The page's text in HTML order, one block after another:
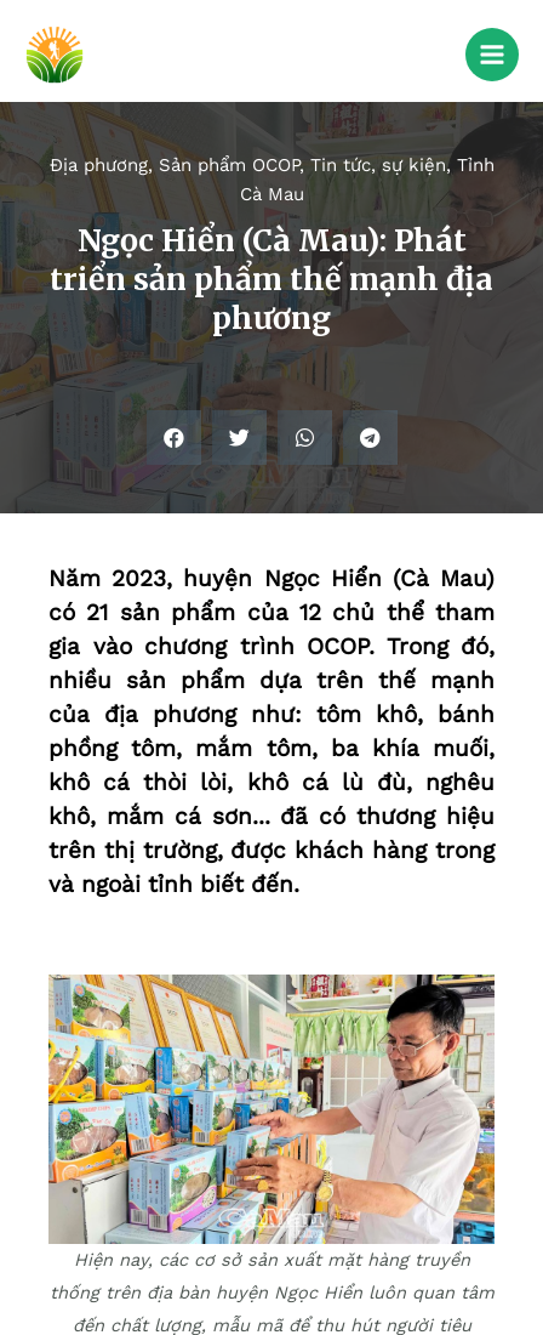
Địa phương, Sản phẩm OCOP, Tin tức, sự kiện, Tỉnh
Cà Mau
Ngọc Hiển (Cà Mau): Phát
triển sản phẩm thế mạnh địa
phương
Năm 2023, huyện Ngọc Hiển (Cà Mau)
có 21 sản phẩm của 12 chủ thể tham
gia vào chương trình OCOP. Trong đó,
nhiều sản phẩm dựa trên thế mạnh
của địa phương như: tôm khô, bánh
phồng tôm, mắm tôm, ba khía muối,
khô cá thòi lòi, khô cá lù đù, nghêu
khô, mắm cá sơn... đã có thương hiệu
trên thị trường, được khách hàng trong
và ngoài tỉnh biết đến.
Hiện nay, các cơ sở sản xuất mặt hàng truyền
thống trên địa bàn huyện Ngọc Hiển luôn quan tâm
đến chất lượng, mẫu mã để thu hút người tiêu